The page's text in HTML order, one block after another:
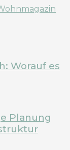
Worauf es
Planung